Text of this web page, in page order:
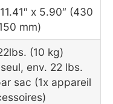
x 5.90″ (430
mm)
(10 kg)
env. 22 lbs.
sac (1x appareil